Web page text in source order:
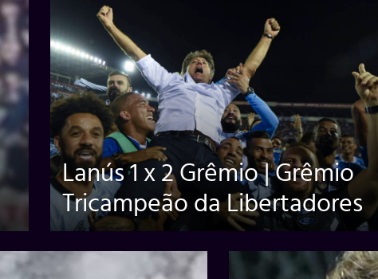
Lanús 1 x 2 Grêmio | Grêmio
Tricampeão da Libertadores